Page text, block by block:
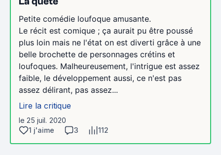
Petite comédie loufoque amusante.
Le récit est comique ; ça aurait pu être poussé
plus loin mais ne l'état on est diverti grâce à une
belle brochette de personnages crétins et
loufoques. Malheureusement, l'intrigue est assez
faible, le développement aussi, ce n'est pas
assez délirant, pas assez...
Lire la critique
le 25 juil. 2020
1 j'aime
3 112